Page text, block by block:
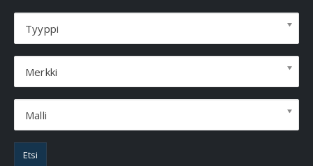
Tyyppi
Merkki
Malli
Etsi